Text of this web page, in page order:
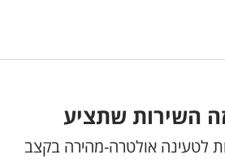
השירות שתציע
לטעינה אולטרה-מהירה בקצב